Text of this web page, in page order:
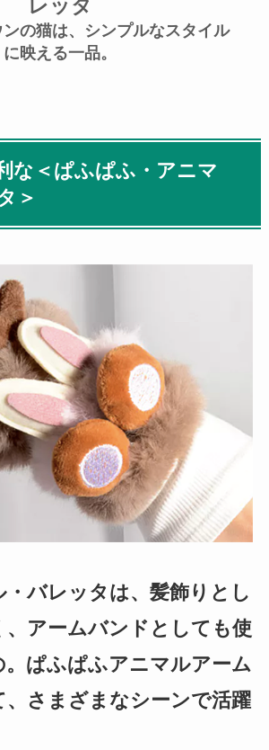
レッタ
の猫は、シンプルなスタイル
に映える一品。
な＜ぱふぱふ・アニマ
＞
バレッタは、髪飾りとし
アームバンドとしても使
。ぱふぱふアニマルアーム
さまざまなシーンで活躍